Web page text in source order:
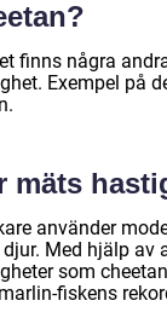
finns några
Exempel på
mäts
använder
Med hjälp av
som
fiskens